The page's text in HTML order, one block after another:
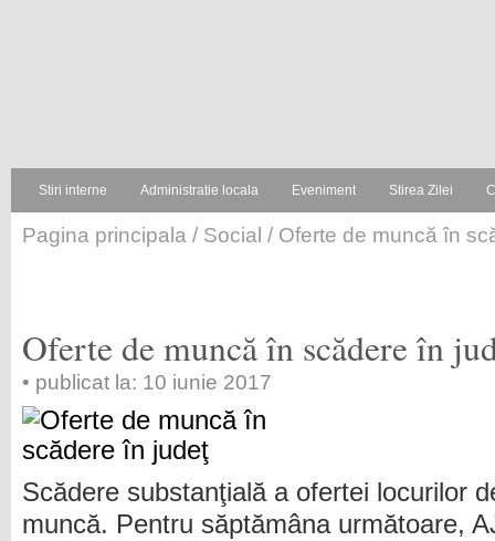
Stiri interne Administratie locala Eveniment Stirea Zilei
Pagina principala / Social / Oferte de muncă în
Oferte de muncă în scădere în
• publicat la: 10 iunie 2017
Scădere substanţială a ofertei locurilor
muncă. Pentru săptămâna următoare,